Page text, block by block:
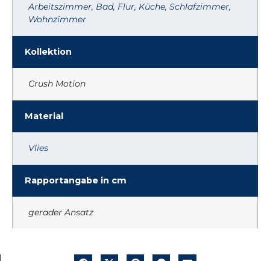
Arbeitszimmer, Bad, Flur, Küche, Schlafzimmer,
Wohnzimmer
Kollektion
Crush Motion
Material
Vlies
Rapportangabe in cm
gerader Ansatz